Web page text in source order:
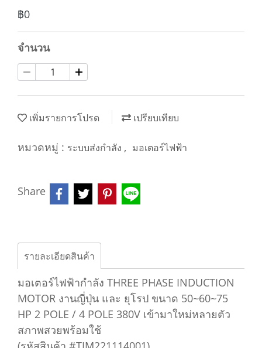
฿0
จำนวน
เพิ่มรายการโปรด เปรียบเทียบ
หมวดหมู่ : ระบบส่งกำลัง , มอเตอร์ไฟฟ้า
Share
รายละเอียดสินค้า
มอเตอร์ไฟฟ้ากำลัง THREE PHASE INDUCTION
MOTOR งานญี่ปุ่น และ ยุโรป ขนาด 50~60~75
HP 2 POLE / 4 POLE 380V เข้ามาใหม่หลายตัว
สภาพสวยพร้อมใช้